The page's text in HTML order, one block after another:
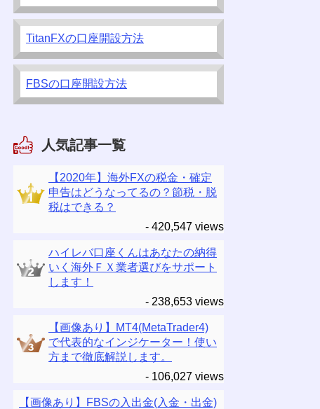
TitanFXの口座開設方法
FBSの口座開設方法
人気記事一覧
【2020年】海外FXの税金・確定
申告はどうなってるの？節税・脱
税はできる？
- 420,547 views
ハイレバ口座くんはあなたの納得
いく海外ＦＸ業者選びをサポート
します！
- 238,653 views
【画像あり】MT4(MetaTrader4)
で代表的なインジケーター！使い
方まで徹底解説します。
- 106,027 views
【画像あり】FBSの入出金(入金・出金)